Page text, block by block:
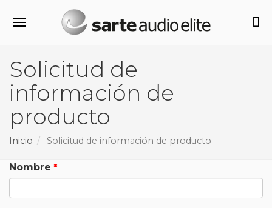
Alternar navegación
Solicitud de
información de
producto
Inicio Solicitud de información de producto
Nombre